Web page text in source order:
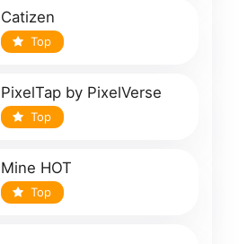
Catizen
Top
PixelTap by PixelVerse
Top
Mine HOT
Top